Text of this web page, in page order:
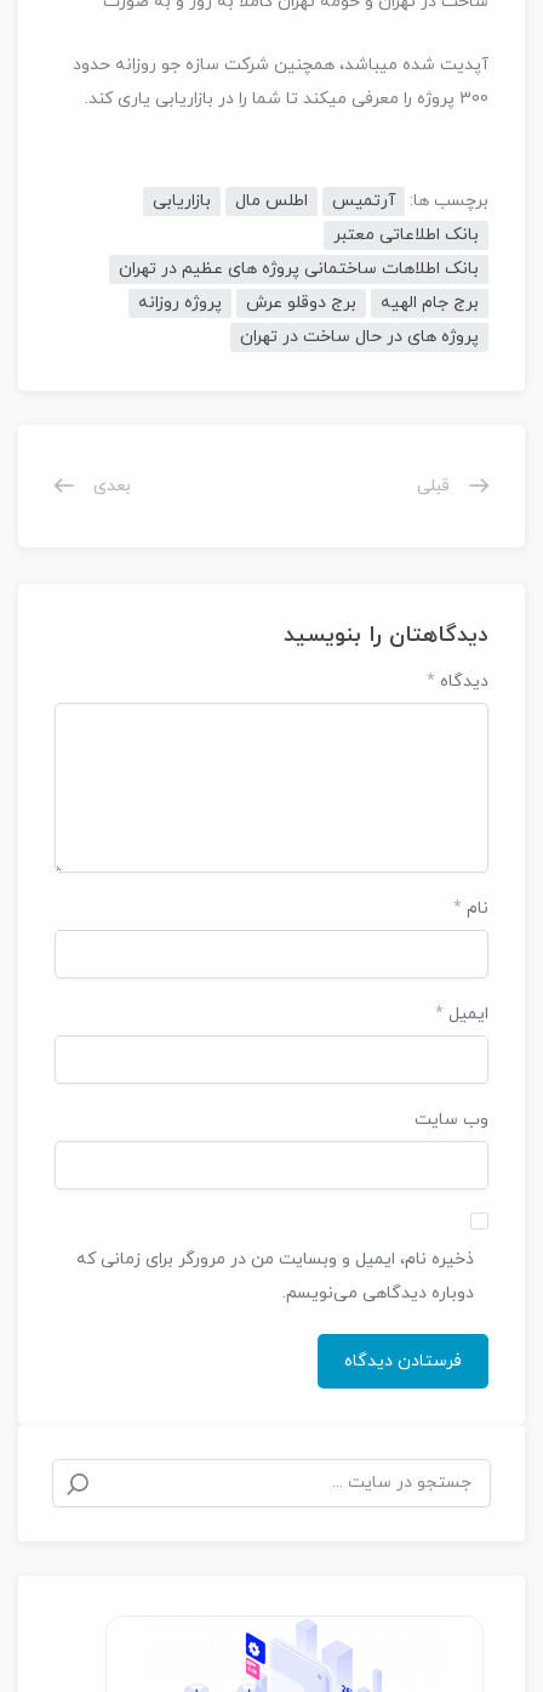
آپدیت شده میباشد، همچنین شرکت سازه جو روزانه حدود
300 پروژه را معرفی میکند تا شما را در بازاریابی یاری کند.
برچسب ها: آرتمیس اطلس مال
بازاریابی
بانک اطلاعاتی معتبر
بانک اطلاهات ساختمانی پروژه های عظیم در تهران
برج جام الهیه
برج دوقلو عرش
پروژه روزانه
پروژه های در حال ساخت در تهران
قبلی بعدی
دیدگاهتان را بنویسید
دیدگاه *
نام *
ایمیل *
وب‌ سایت
ذخیره نام، ایمیل و وبسایت من در مرورگر برای زمانی که
دوباره دیدگاهی می‌نویسم.